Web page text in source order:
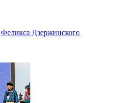
Дзержинского